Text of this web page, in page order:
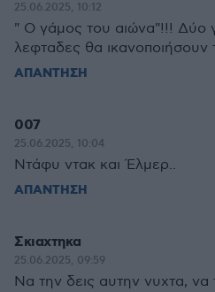
25.06.2025, 10:12
" Ο γάμος του αιώνα"!!! Δύο
λεφταδες θα ικανοποιήσουν
ΑΠΑΝΤΗΣΗ
007
25.06.2025, 10:04
Ντάφυ ντακ και Έλμερ..
ΑΠΑΝΤΗΣΗ
Σκιαχτηκα
25.06.2025, 09:59
Να την δεις αυτην νυχτα, να